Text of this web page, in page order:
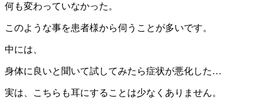
何も変わっていなかった。
このような事を患者様から伺うことが多いです。
中には、
身体に良いと聞いて試してみたら症状が悪化した…
実は、こちらも耳にすることは少なくありません。